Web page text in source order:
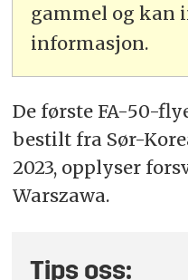
gammel og kan
informasjon.
De første FA-50-
bestilt fra Sør-
2023, opplyser
Warszawa.
Tips oss: